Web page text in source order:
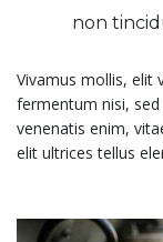
non
Vivamus mollis, elit
fermentum nisi,
venenatis enim,
elit ultrices tellus